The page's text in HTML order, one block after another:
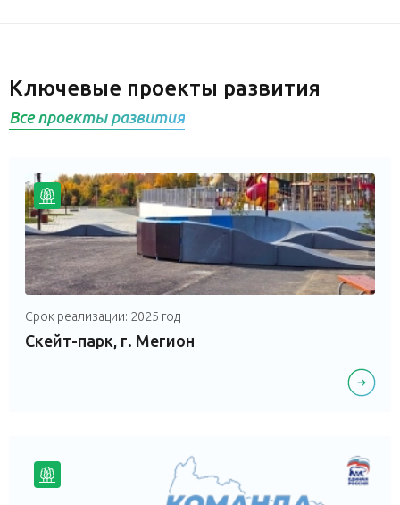
Ключевые проекты развития
Все проекты развития
Срок реализации: 2025 год
Скейт-парк, г. Мегион